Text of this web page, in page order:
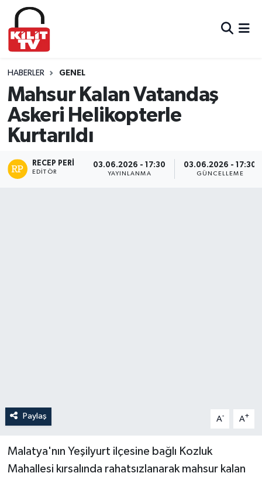
HABERLER GENEL
Mahsur Kalan Vatandaş
Askeri Helikopterle
Kurtarıldı
RECEP PERI
EDITÖR
03.06.2026 - 17:30
YAYINLANMA
03.06.2026 - 17:30
GÜNCELLEME
Paylaş A- A+
Malatya'nın Yeşilyurt ilçesine bağlı Kozluk
Mahallesi kırsalında rahatsızlanarak mahsur kalan
Hava Durumu
Trafik Durumu
Süper Lig Puan Durumu ve Fikstür
Tüm Manşetler
Son Dakika Haberleri